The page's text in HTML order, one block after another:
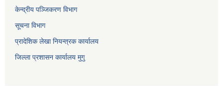
केन्द्रीय पञ्जिकरण विभाग
सूचना विभाग
प्रादेशिक लेखा नियन्त्रक कार्यालय
जिल्ला प्रशासन कार्यालय मुगु